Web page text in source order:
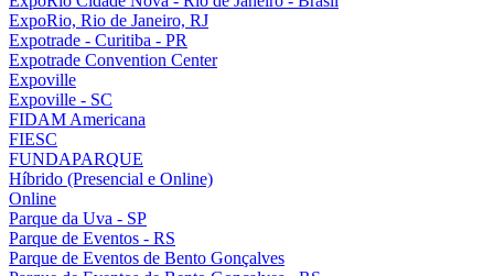
ExpoRio, Rio de Janeiro, RJ
Expotrade - Curitiba - PR
Expotrade Convention Center
Expoville
Expoville - SC
FIDAM Americana
FIESC
FUNDAPARQUE
Híbrido (Presencial e Online)
Online
Parque da Uva - SP
Parque de Eventos - RS
Parque de Eventos de Bento Gonçalves